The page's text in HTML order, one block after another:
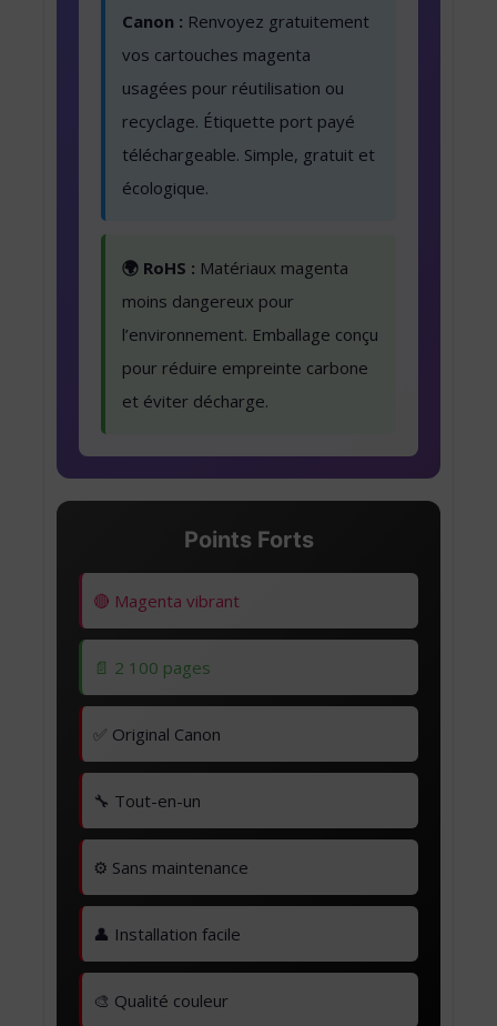
Canon : Renvoyez gratuitement
vos cartouches magenta
usagées pour réutilisation ou
recyclage. Étiquette port payé
téléchargeable. Simple, gratuit et
écologique.
🌍 RoHS : Matériaux magenta
moins dangereux pour
l’environnement. Emballage conçu
pour réduire empreinte carbone
et éviter décharge.
Points Forts
🔴 Magenta vibrant
📄 2 100 pages
✅ Original Canon
🔧 Tout-en-un
⚙️ Sans maintenance
👤 Installation facile
🎨 Qualité couleur